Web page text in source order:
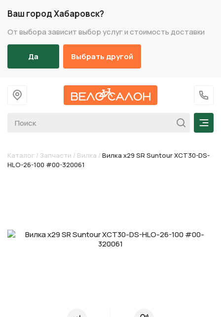
Ваш город Хабаровск?
От выбора зависит выбор услуг и стоимость доставки
Да Выбрать другой
На главную
+7
Каталог / Запчасти / Вилка / Вилка х29 SR Suntour XCT30-DS-
HLO-26-100 #00-320061